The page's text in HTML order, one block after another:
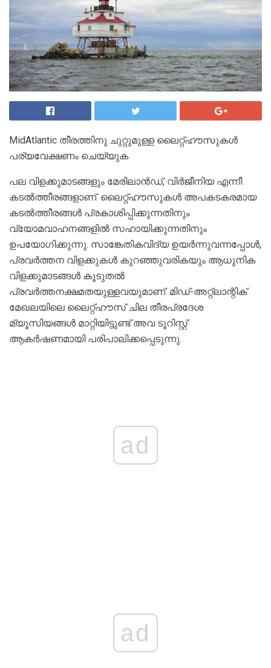
MidAtlantic തീരത്തിനു ചുറ്റുമുള്ള ലൈറ്റ്ഹൗസുകൾ
പര്യവേക്ഷണം ചെയ്യുക
പല വിളക്കുമാടങ്ങളും മേരിലാൻഡ്, വിർജീനിയ എന്നീ
കടൽത്തീരങ്ങളാണ്. ലൈറ്റ്ഹൗസുകൾ അപകടകരമായ
കടൽത്തീരങ്ങൾ പ്രകാശിപ്പിക്കുന്നതിനും
വ്യോമവാഹനങ്ങളിൽ സഹായിക്കുന്നതിനും
ഉപയോഗിക്കുന്നു. സാങ്കേതികവിദ്യ ഉയർന്നുവന്നപ്പോൾ,
പ്രവർത്തന വിളക്കുകൾ കുറഞ്ഞുവരികയും ആധുനിക
വിളക്കുമാടങ്ങൾ കൂടുതൽ
പ്രവർത്തനക്ഷമതയുള്ളവയുമാണ്. മിഡ്-അറ്റ്ലാന്റിക്
മേഖലയിലെ ലൈറ്റ്ഹൗസ് ചില തീരപ്രദേശ
മ്യൂസിയങ്ങൾ മാറ്റിയിട്ടുണ്ട് അവ ടൂറിസ്റ്റ്
ആകർഷണമായി പരിപാലിക്കപ്പെടുന്നു.
ad
ad